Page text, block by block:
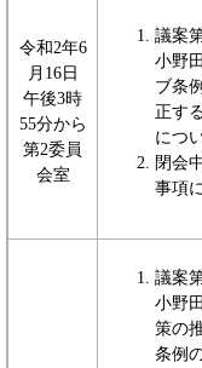
令和2年6
月16日
午後3時
55分から
第2委員
会室
議案
小野
ブ条
正す
につ
閉会
事項
議案
小野
策の
条例